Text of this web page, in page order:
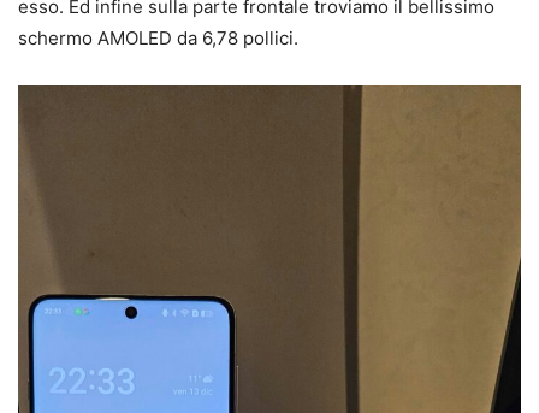
esso. Ed infine sulla parte frontale troviamo il bellissimo
schermo AMOLED da 6,78 pollici.